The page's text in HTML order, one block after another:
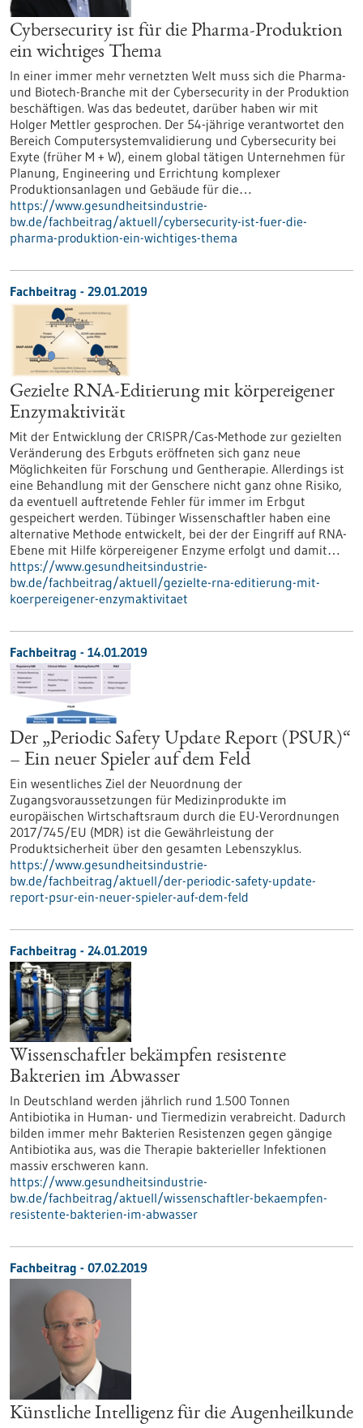
Cybersecurity ist für die Pharma-Produktion
ein wichtiges Thema
In einer immer mehr vernetzten Welt muss sich die Pharma-
und Biotech-Branche mit der Cybersecurity in der Produktion
beschäftigen. Was das bedeutet, darüber haben wir mit
Holger Mettler gesprochen. Der 54-jährige verantwortet den
Bereich Computersystemvalidierung und Cybersecurity bei
Exyte (früher M + W), einem global tätigen Unternehmen für
Planung, Engineering und Errichtung komplexer
Produktionsanlagen und Gebäude für die…
https://www.gesundheitsindustrie-
bw.de/fachbeitrag/aktuell/cybersecurity-ist-fuer-die-
pharma-produktion-ein-wichtiges-thema
Fachbeitrag - 29.01.2019
Gezielte RNA-Editierung mit körpereigener
Enzymaktivität
Mit der Entwicklung der CRISPR/Cas-Methode zur gezielten
Veränderung des Erbguts eröffneten sich ganz neue
Möglichkeiten für Forschung und Gentherapie. Allerdings ist
eine Behandlung mit der Genschere nicht ganz ohne Risiko,
da eventuell auftretende Fehler für immer im Erbgut
gespeichert werden. Tübinger Wissenschaftler haben eine
alternative Methode entwickelt, bei der der Eingriff auf RNA-
Ebene mit Hilfe körpereigener Enzyme erfolgt und damit…
https://www.gesundheitsindustrie-
bw.de/fachbeitrag/aktuell/gezielte-rna-editierung-mit-
koerpereigener-enzymaktivitaet
Fachbeitrag - 14.01.2019
Der „Periodic Safety Update Report (PSUR)“
– Ein neuer Spieler auf dem Feld
Ein wesentliches Ziel der Neuordnung der
Zugangsvoraussetzungen für Medizinprodukte im
europäischen Wirtschaftsraum durch die EU-Verordnungen
2017/745/EU (MDR) ist die Gewährleistung der
Produktsicherheit über den gesamten Lebenszyklus.
https://www.gesundheitsindustrie-
bw.de/fachbeitrag/aktuell/der-periodic-safety-update-
report-psur-ein-neuer-spieler-auf-dem-feld
Fachbeitrag - 24.01.2019
Wissenschaftler bekämpfen resistente
Bakterien im Abwasser
In Deutschland werden jährlich rund 1.500 Tonnen
Antibiotika in Human- und Tiermedizin verabreicht. Dadurch
bilden immer mehr Bakterien Resistenzen gegen gängige
Antibiotika aus, was die Therapie bakterieller Infektionen
massiv erschweren kann.
https://www.gesundheitsindustrie-
bw.de/fachbeitrag/aktuell/wissenschaftler-bekaempfen-
resistente-bakterien-im-abwasser
Fachbeitrag - 07.02.2019
Künstliche Intelligenz für die Augenheilkunde